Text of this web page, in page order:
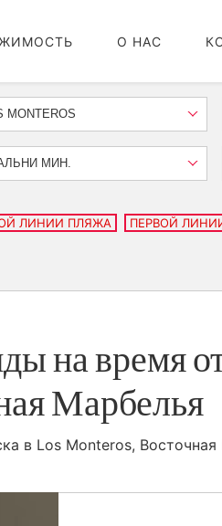
О НАС
MONTEROS
МИН.
ЛИНИИ ПЛЯЖА ПЕРВОЙ
на время
Марбелья
в Los Monteros, Восточная